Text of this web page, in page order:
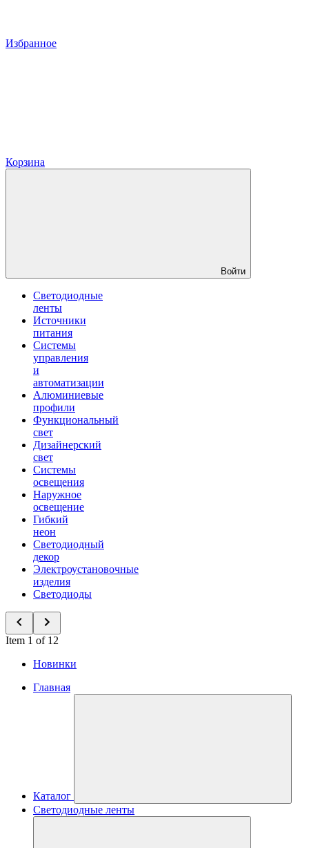
Избранное
Корзина
Войти
Светодиодные
ленты
Источники
питания
Системы
управления
и
автоматизации
Алюминиевые
профили
Функциональный
свет
Дизайнерский
свет
Системы
освещения
Наружное
освещение
Гибкий
неон
Светодиодный
декор
Электроустановочные
изделия
Светодиоды
Item 1 of 12
Новинки
Главная
Каталог
Светодиодные ленты